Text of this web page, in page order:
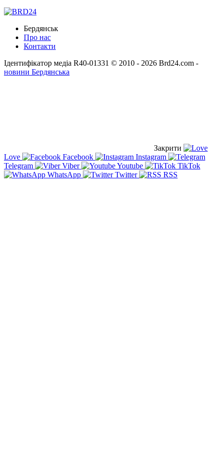
Бердянськ
Про нас
Контакти
Ідентифікатор медіа R40-01331 © 2010 - 2026 Brd24.com -
новини Бердянська
Закрити
Love
Facebook
Instagram
Telegram
Viber Youtube
TikTok
WhatsApp
Twitter RSS